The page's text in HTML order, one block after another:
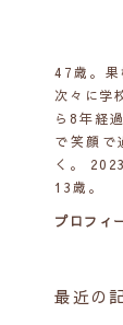
47歳。
次々に学
ら8年経
で笑顔で
く。
13歳。
プロフィ
最近の